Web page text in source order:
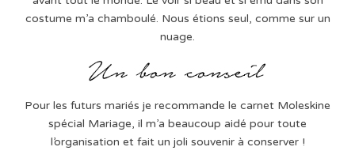
costume m’a chamboulé. Nous étions seul, comme sur un
nuage.
Pour les futurs mariés je recommande le carnet Moleskine
spécial Mariage, il m’a beaucoup aidé pour toute
l’organisation et fait un joli souvenir à conserver !